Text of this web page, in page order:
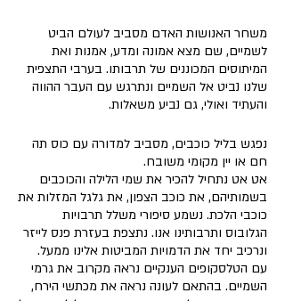
משחר האנושות האדם מסביב לעולם הביט
לשמיים, שם מצא אמונה ומדע, אמנות ואת
המיתוסים המכוננים של תרבותו. בערבי התצפית
שלנו נביט אל השמיים ונתרגש עם העבר ההווה
והעתיד ואולי, גם נביע משאלות.
נפגש בליל כוכבים, מסביב למדורה עם כוס תה
חם או יין מקומי משובח.
אט אט נתחיל להכיר את שמי הלילה והכוכבים
בשמותיהם, את כוכב הצפון, את גלגל המזלות את
כוכבי הלכת. נשמע סיפורי משלל תרבויות
הגלובוס ותרבותינו אנו. נתצפת בעזרת פנס לייזר
ונרכיב יחד את הדמויות המביטות אלינו ממעל.
עם הטלסקופים הענקיים נראה מקרוב את גרמי
השמיים. בהתאם לעונה נראה את מכתשי הירח,